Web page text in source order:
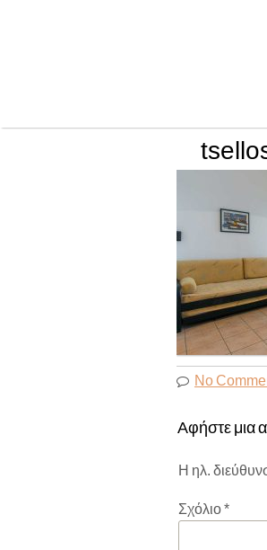
No
Αφήστε μια
Η ηλ.
Σχόλιο*